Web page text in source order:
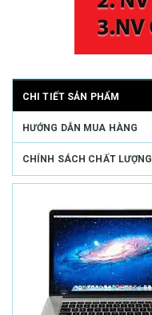
CHI TIẾT SẢN PHẨM
HƯỚNG DẪN MUA HÀNG
CHÍNH SÁCH CHẤT LƯỢNG